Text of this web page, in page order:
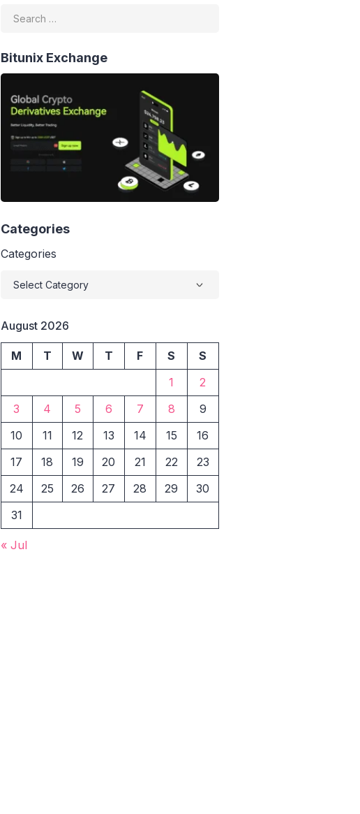
Bitunix Exchange
Categories
Categories
August 2026
M T W T F S
S
1
2
3
4 5 6 7 8
9
10
11 12 13 14 15
16
17
18 19 20 21 22
23
24
25 26 27 28 29
30
31
« Jul